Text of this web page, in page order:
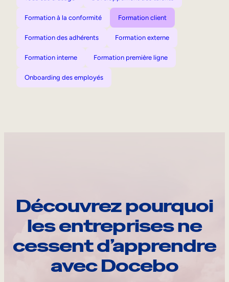
Formation à la conformité Formation client
Formation des adhérents Formation externe
Formation interne Formation première ligne
Onboarding des employés
Découvrez pourquoi
les entreprises ne
cessent d’apprendre
avec Docebo